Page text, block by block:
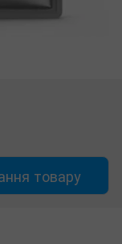
товару